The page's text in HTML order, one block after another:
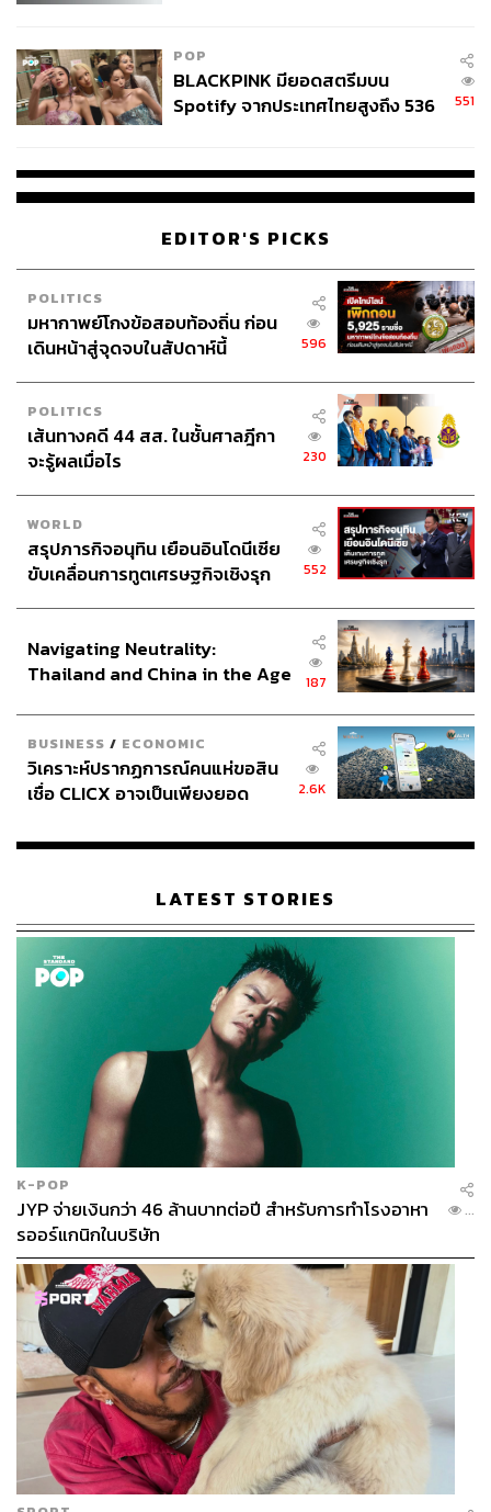
POP
BLACKPINK มียอดสตรีมบน
Spotify จากประเทศไทยสูงถึง 536
551
EDITOR'S PICKS
POLITICS
มหากาพย์โกงข้อสอบท้องถิ่น ก่อน
เดินหน้าสู่จุดจบในสัปดาห์นี้
596
POLITICS
เส้นทางคดี 44 สส. ในชั้นศาลฎีกา
จะรู้ผลเมื่อไร
230
WORLD
สรุปภารกิจอนุทิน เยือนอินโดนีเซีย
ขับเคลื่อนการทูตเศรษฐกิจเชิงรุก
552
Navigating Neutrality:
Thailand and China in the Age
187
BUSINESS / ECONOMIC
วิเคราะห์ปรากฏการณ์คนแห่ขอสิน
เชื่อ CLICX อาจเป็นเพียงยอด
เรือนไทยที่ถูกซุกไว้
2.6K
LATEST STORIES
K-POP
JYP จ่ายเงินกว่า 46 ล้านบาทต่อปี สำหรับการทำโรงอาหา
รออร์แกนิกในบริษัท
...